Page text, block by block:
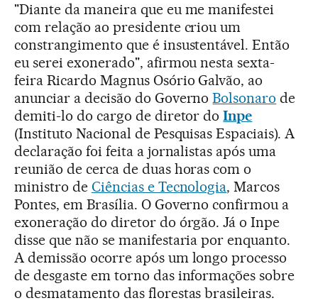
"Diante da maneira que eu me manifestei
com relação ao presidente criou um
constrangimento que é insustentável. Então
eu serei exonerado", afirmou nesta sexta-
feira Ricardo Magnus Osório Galvão, ao
anunciar a decisão do GovernoBolsonaro de
demiti-lo do cargo de diretor doInpe
(Instituto Nacional de Pesquisas Espaciais). A
declaração foi feita a jornalistas após uma
reunião de cerca de duas horas com o
ministro de Ciências e Tecnologia, Marcos
Pontes, em Brasília. O Governo confirmou a
exoneração do diretor do órgão. Já o Inpe
disse que não se manifestaria por enquanto.
A demissão ocorre após um longo processo
de desgaste em torno das informações sobre
o desmatamento das florestas brasileiras.